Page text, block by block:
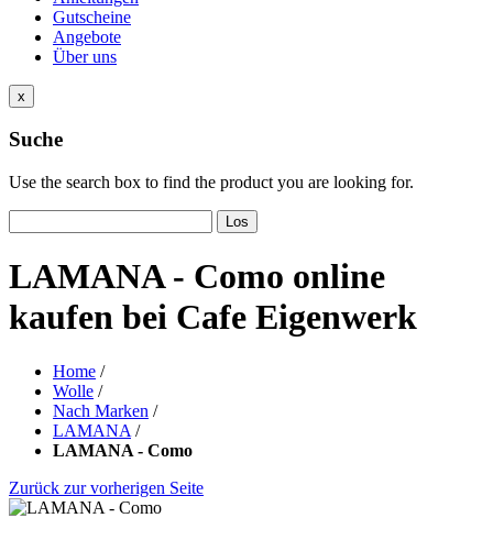
Gutscheine
Angebote
Über uns
x
Suche
Use the search box to find the product you are looking for.
Los
LAMANA - Como online
kaufen bei Cafe Eigenwerk
Home /
Wolle /
Nach Marken /
LAMANA /
LAMANA - Como
Zurück zur vorherigen Seite